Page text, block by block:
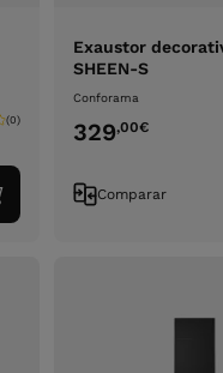
(0)
Exaustor
SHEEN-S
Conforama
329,00€
Comparar